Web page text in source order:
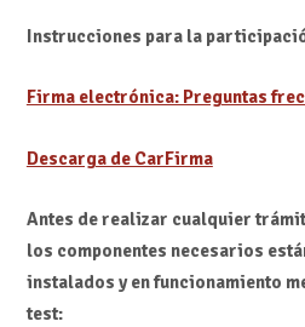
Instrucciones para la
Firma electrónica: Preguntas
Descarga de CarFirma
Antes de realizar cualquier
los componentes necesarios
instalados y en funcionamiento
test: